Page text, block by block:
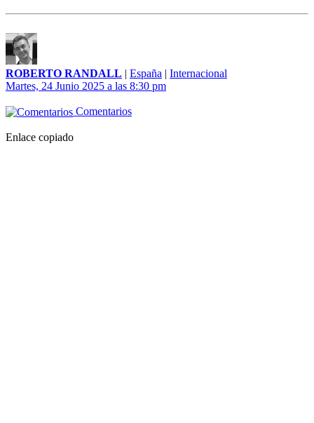
ROBERTO RANDALL | España | Internacional
Martes, 24 Junio 2025 a las 8:30 pm
Comentarios
Enlace copiado